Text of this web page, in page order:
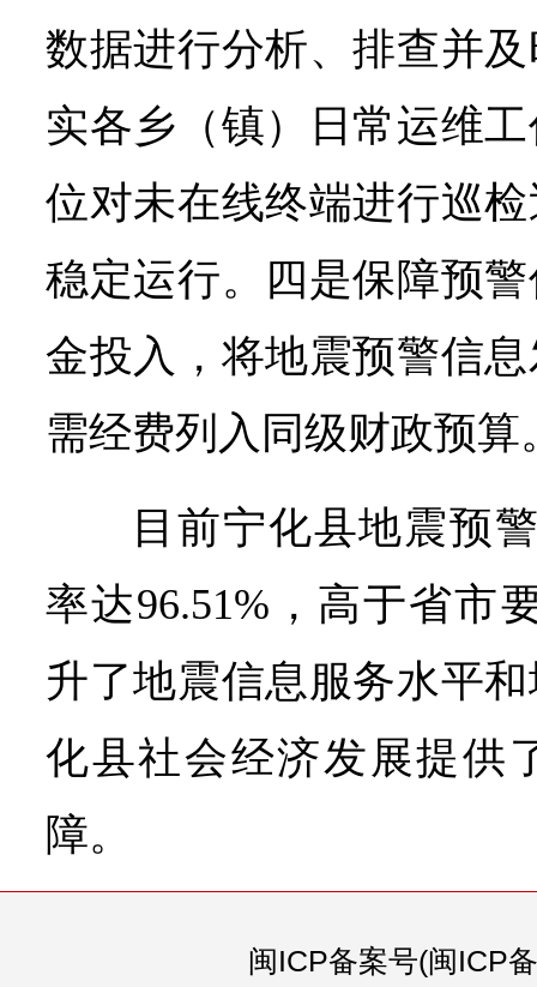
数据进行分析、排查并
实各乡（镇）日常运维
位对未在线终端进行巡
稳定运行。四是保障预
金投入，将地震预警信
需经费列入同级财政预算
目前宁化县地震预
率达96.51%，高于省市
升了地震信息服务水平
化县社会经济发展提供
障。
闽ICP备案号(闽ICP